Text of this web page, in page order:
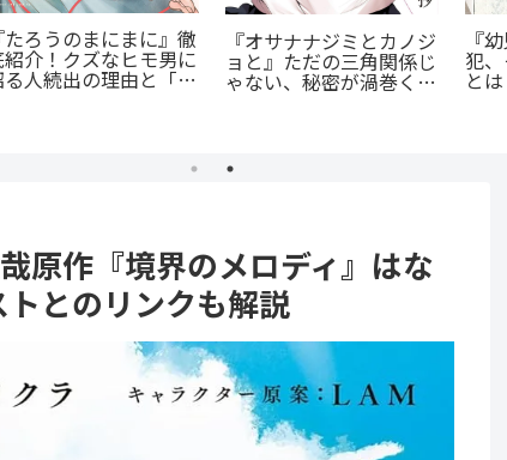
たろうのまにまに』徹
紹介！クズなヒモ男に
る人続出の理由と「ま
にまに」の意味とは？
『オサナナジミとカノジ
ョと』ただの三角関係じ
ゃない、秘密が渦巻くセ
クシーサスペンスの魅力
『
犯
と
原作『境界のメロディ』はな
とのリンクも解説